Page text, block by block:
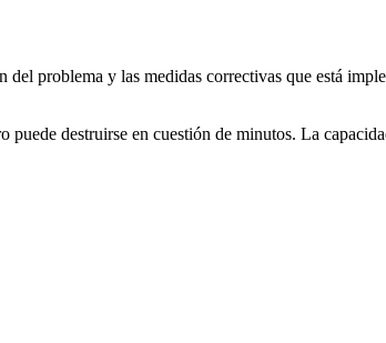
problema y las medidas correctivas que está
destruirse en cuestión de minutos. La